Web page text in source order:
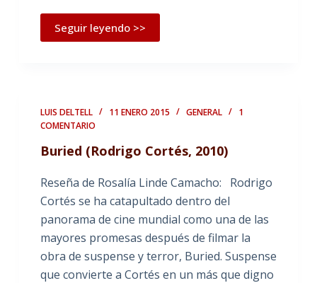
Seguir leyendo >>
LUIS DELTELL 11 ENERO 2015 GENERAL
1
COMENTARIO
Buried (Rodrigo Cortés, 2010)
Reseña de Rosalía Linde Camacho: Rodrigo
Cortés se ha catapultado dentro del
panorama de cine mundial como una de las
mayores promesas después de filmar la
obra de suspense y terror, Buried. Suspense
que convierte a Cortés en un más que digno